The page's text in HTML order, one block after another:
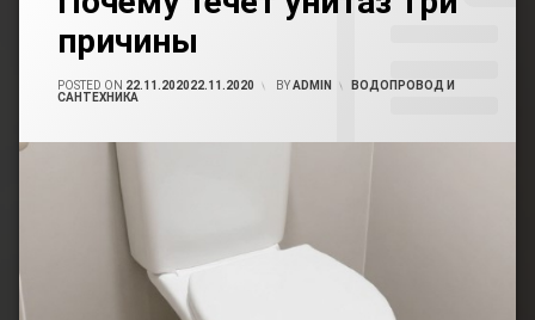
Авто
Электромонтаж
Юмор
причины
POSTED ON 22.11.202022.11.2020 BYADMIN CATEGORIES:
ВОДОПРОВОД И
САНТЕХНИКА
Как
Течь
Comment
On
Почему
Течёт
Унитаз
Причины